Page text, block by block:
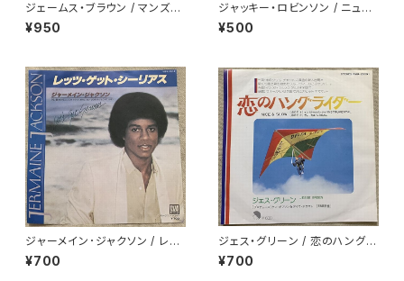
ジェームス・ブラウン / マンズ・
マンズ・ワールド
¥950
ジャッキー・ロビンソン / ニュー
ヨーク・シティー・バンプ
¥500
ジャーメイン･ジャクソン / レッ
ツ･ゲット・シーリアス
¥700
ジェス・グリーン / 恋のハングラ
イダー
¥700